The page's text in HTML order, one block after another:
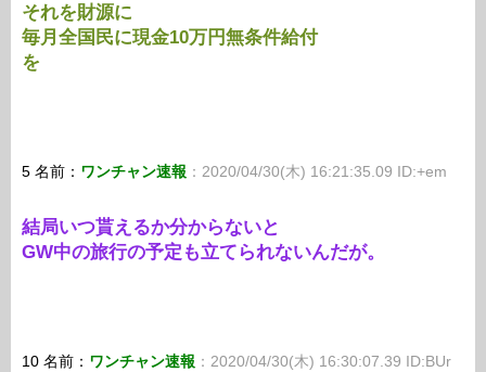
それを財源に
毎月全国民に現金10万円無条件給付
を
5 名前： ワンチャン速報 ：2020/04/30(木) 16:21:35.09 ID:+em
結局いつ貰えるか分からないと
GW中の旅行の予定も立てられないんだが。
10 名前： ワンチャン速報 ：2020/04/30(木) 16:30:07.39 ID:BUr